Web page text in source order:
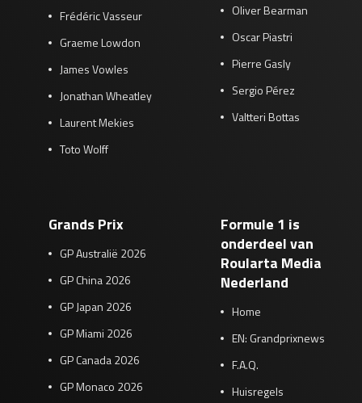
Frédéric Vasseur
Graeme Lowdon
James Vowles
Jonathan Wheatley
Laurent Mekies
Toto Wolff
Oliver Bearman
Oscar Piastri
Pierre Gasly
Sergio Pérez
Valtteri Bottas
Grands Prix
GP Australië 2026
GP China 2026
GP Japan 2026
GP Miami 2026
GP Canada 2026
GP Monaco 2026
Formule 1 is
onderdeel van
Roularta Media
Nederland
Home
EN: Grandprixnews
F.A.Q.
Huisregels